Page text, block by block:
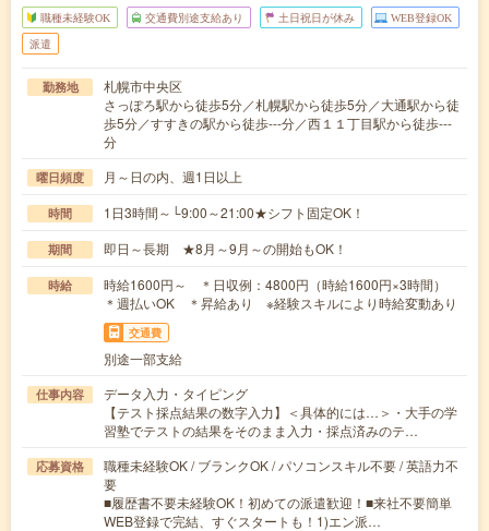
職種未経験OK 交通費別途支給あり 土日祝日が休み WEB登録OK
派遣
勤務地
札幌市中央区
さっぽろ駅から徒歩5分／札幌駅から徒歩5分／大通駅から徒
歩5分／すすきの駅から徒歩---分／西１１丁目駅から徒歩---
分
曜日頻度 月～日の内、週1日以上
時間 1日3時間～└9:00～21:00★シフト固定OK！
期間 即日～長期 ★8月～9月～の開始もOK！
時給
時給1600円～ ＊日収例：4800円（時給1600円×3時間）
＊週払いOK ＊昇給あり ※経験スキルにより時給変動あり
交通費
別途一部支給
仕事内容
データ入力・タイピング
【テスト採点結果の数字入力】＜具体的には…＞・大手の学
習塾でテストの結果をそのまま入力・採点済みのテ…
応募資格
職種未経験OK / ブランクOK / パソコンスキル不要 / 英語力不
要
■履歴書不要未経験OK！初めての派遣歓迎！■来社不要簡単
WEB登録で完結、すぐスタートも！1)エン派…